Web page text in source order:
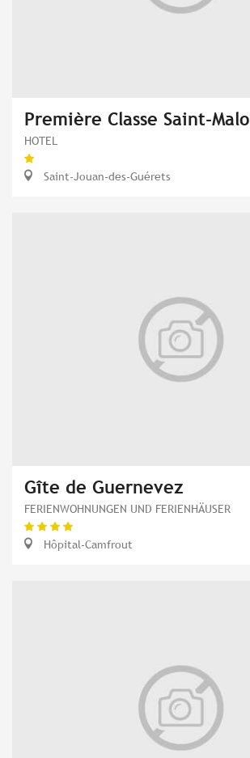
Première Classe Saint-Malo
HOTEL
Saint-Jouan-des-Guérets
Gîte de Guernevez
FERIENWOHNUNGEN UND FERIENHÄUSER
Hôpital-Camfrout